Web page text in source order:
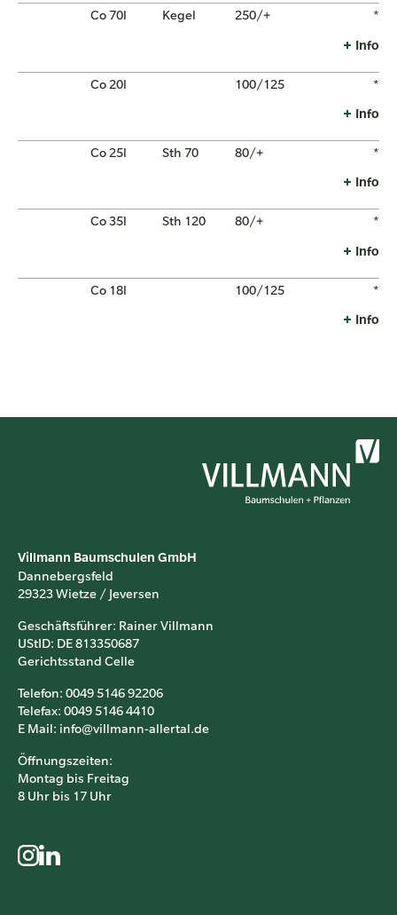
Co 70l Kegel 250/+ *
Info
Co 20l 100/125 *
Info
Co 25l Sth 70 80/+ *
Info
Co 35l Sth 120 80/+ *
Info
Co 18l 100/125 *
Info
Villmann Baumschulen GmbH
Dannebergsfeld
29323 Wietze / Jeversen
Geschäftsführer: Rainer Villmann
UStID: DE 813350687
Gerichtsstand Celle
Telefon: 0049 5146 92206
Telefax: 0049 5146 4410
E Mail: info@villmann-allertal.de
Öffnungszeiten:
Montag bis Freitag
8 Uhr bis 17 Uhr